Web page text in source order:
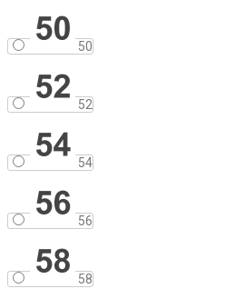
50
52
54
56
58